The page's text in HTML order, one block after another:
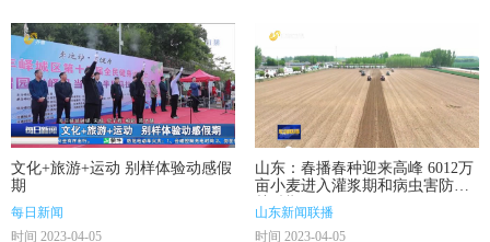
文化+旅游+运动 别样体验动感假
期
每日新闻
时间 2023-04-05
山东：春播春种迎来高峰 6012万
亩小麦进入灌浆期和病虫害防治
关键期
山东新闻联播
时间 2023-04-05